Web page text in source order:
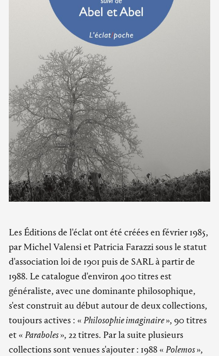
Les Éditions de l'éclat ont été créées en février 1985,
par Michel Valensi et Patricia Farazzi sous le statut
d'association loi de 1901 puis de SARL à partir de
1988. Le catalogue d'environ 400 titres est
généraliste, avec une dominante philosophique,
s'est construit au début autour de deux collections,
toujours actives : « Philosophie imaginaire», 90 titres
et « Paraboles», 22 titres. Par la suite plusieurs
collections sont venues s'ajouter : 1988 « Polemos»,